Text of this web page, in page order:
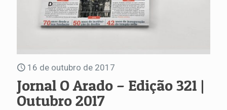
16 de outubro de 2017
Jornal O Arado – Edição 321 |
Outubro 2017